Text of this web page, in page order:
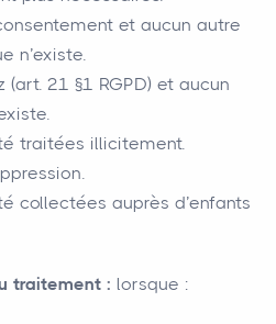
et aucun autre
n’existe.
(art. 21 §1 RGPD) et aucun
traitées illicitement.
collectées auprès d’enfants
traitement : lorsque :